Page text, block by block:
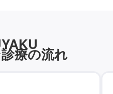
療の流れ